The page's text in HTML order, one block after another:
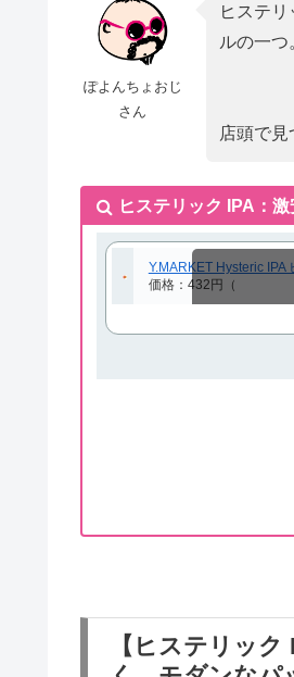
ぽよんちょおじ
さん
ヒステ
ルの一つ
店頭で
ヒステリック IPA：
Y.MARKET Hysteric IPA
価格：432円（
【ヒステリッ